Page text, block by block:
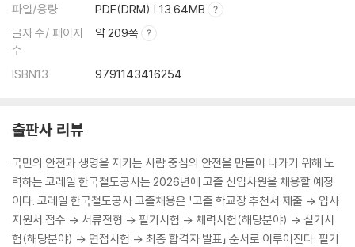
파일/용량
PDF(DRM) | 13.64MB
글자 수/ 페이지
수
약 209쪽
ISBN13 9791143416254
출판사 리뷰
국민의 안전과 생명을 지키는 사람 중심의 안전을 만들어 나가기 위해 노
력하는 코레일 한국철도공사는 2026년에 고졸 신입사원을 채용할 예정
이다. 코레일 한국철도공사 고졸채용은 「고졸 학교장 추천서 제출 → 입사
지원서 접수 → 서류전형 → 필기시험 → 체력시험(해당분야) → 실기시
험(해당분야) → 면접시험 → 최종 합격자 발표」 순서로 이루어진다. 필기